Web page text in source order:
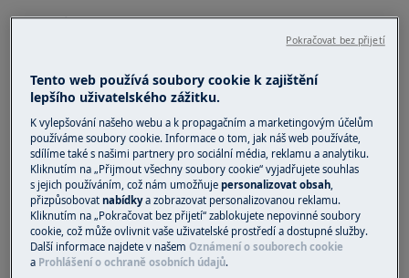
Platí pro:
volně stojící sporák s indukční varnou
deskou
Řešení:
1.Zpráva „F“ se zobrazuje nepřetržitě-
označuje chybu připojení nebo chybějící fázi.
Zařízení musí být zkontrolováno
kvalifikovaný elektrikář
Tento web používá soubory cookie k zajištění
lepšího uživatelského zážitku.
K vylepšování našeho webu a k propagačním a marketingovým účelům
používáme soubory cookie. Informace o tom, jak náš web používáte,
sdílíme také s našimi partnery pro sociální média, reklamu a analytiku.
Kliknutím na „Přijmout všechny soubory cookie“ vyjadřujete souhlas
s jejich používáním, což nám umožňujepersonalizovat obsah,
přizpůsobovatnabídkya zobrazovat personalizovanou reklamu.
Kliknutím na „Pokračovat bez přijetí“ zablokujete nepovinné soubory
cookie, což může ovlivnit vaše uživatelské prostředí a dostupné služby.
Další informace najdete v našemOznámení o souborech cookie
a Prohlášení o ochraně osobních údajů.
Pokračovat bez přijetí